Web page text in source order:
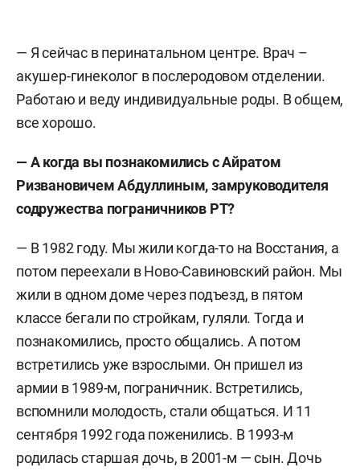
— Я сейчас в перинатальном центре. Врач –
акушер-гинеколог в послеродовом отделении.
Работаю и веду индивидуальные роды. В общем,
все хорошо.
— А когда вы познакомились с Айратом
Ризвановичем Абдуллиным, замруководителя
содружества пограничников РТ?
— В 1982 году. Мы жили когда-то на Восстания, а
потом переехали в Ново-Савиновский район. Мы
жили в одном доме через подъезд, в пятом
классе бегали по стройкам, гуляли. Тогда и
познакомились, просто общались. А потом
встретились уже взрослыми. Он пришел из
армии в 1989-м, пограничник. Встретились,
вспомнили молодость, стали общаться. И 11
сентября 1992 года поженились. В 1993-м
родилась старшая дочь, в 2001-м — сын. Дочь